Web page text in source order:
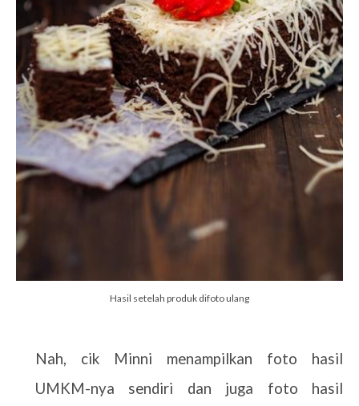
Hasil setelah produk difoto ulang
Nah, cik Minni menampilkan foto hasil
UMKM-nya sendiri dan juga foto hasil